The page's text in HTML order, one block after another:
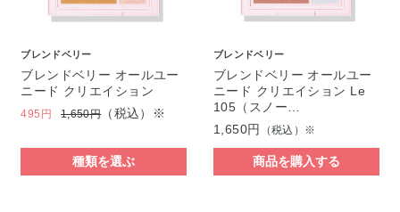
ブレンドベリー
ブレンドベリー オールユー
ニード クリエイション
495円 1,650円（税込）※
種類を選ぶ
ブレンドベリー
ブレンドベリー オールユー
ニード クリエイション Le
105（スノー…
1,650円
（税込）※
商品を購入する